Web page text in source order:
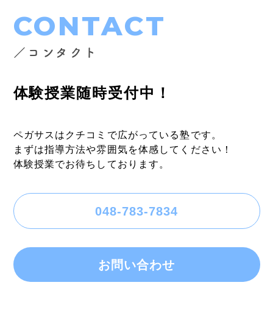
CONTACT
／コンタクト
体験授業随時受付中！
ペガサスはクチコミで広がっている塾です。
まずは指導方法や雰囲気を体感してください！
体験授業でお待ちしております。
048-783-7834
お問い合わせ